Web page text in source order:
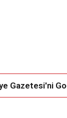
Gazetesi'ni